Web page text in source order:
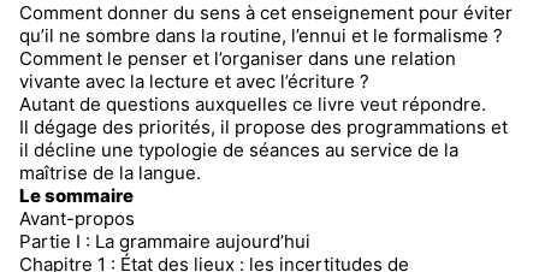
Comment donner du sens à cet enseignement pour éviter
qu’il ne sombre dans la routine, l’ennui et le formalisme ?
Comment le penser et l’organiser dans une relation
vivante avec la lecture et avec l’écriture ?
Autant de questions auxquelles ce livre veut répondre.
Il dégage des priorités, il propose des programmations et
il décline une typologie de séances au service de la
maîtrise de la langue.
Le sommaire
Avant-propos
Partie I : La grammaire aujourd’hui
Chapitre 1 : État des lieux : les incertitudes de